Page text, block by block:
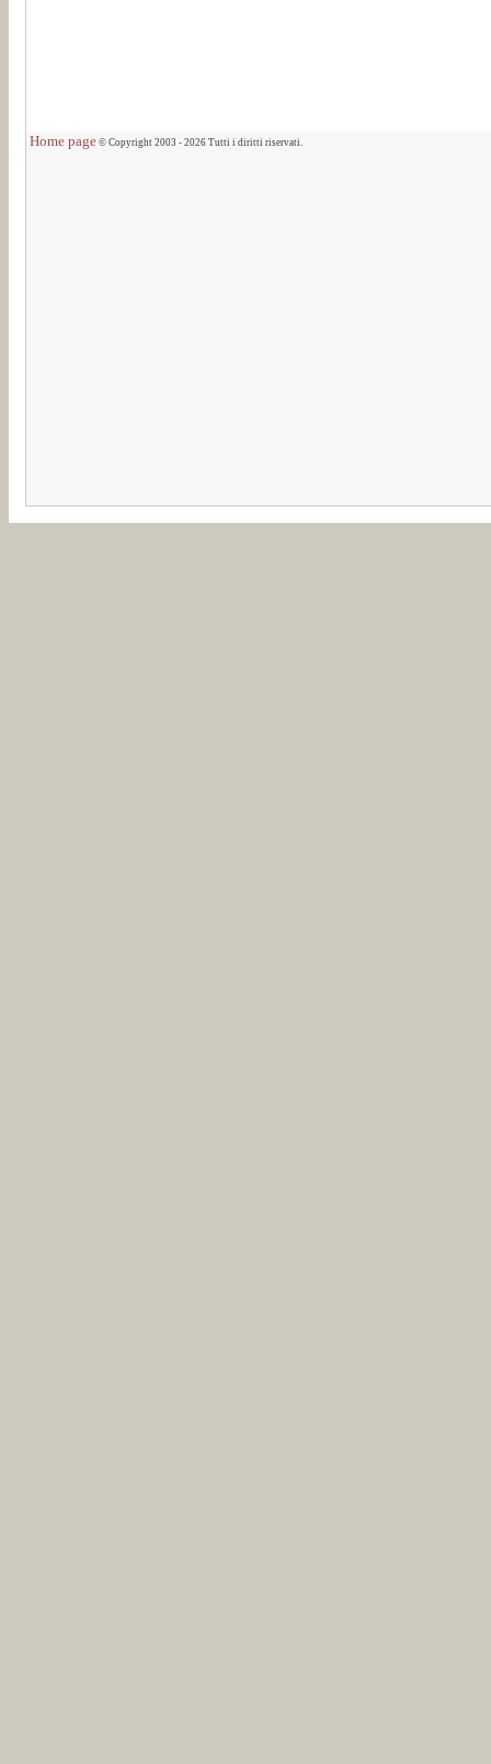
Home page © Copyright 2003 - 2026 Tutti i diritti riservati.